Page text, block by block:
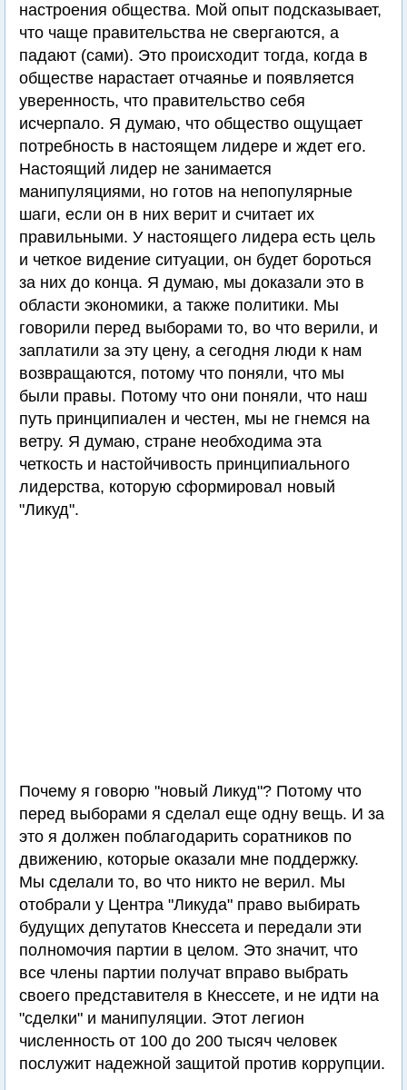
настроения общества. Мой опыт подсказывает,
что чаще правительства не свергаются, а
падают (сами). Это происходит тогда, когда в
обществе нарастает отчаянье и появляется
уверенность, что правительство себя
исчерпало. Я думаю, что общество ощущает
потребность в настоящем лидере и ждет его.
Настоящий лидер не занимается
манипуляциями, но готов на непопулярные
шаги, если он в них верит и считает их
правильными. У настоящего лидера есть цель
и четкое видение ситуации, он будет бороться
за них до конца. Я думаю, мы доказали это в
области экономики, а также политики. Мы
говорили перед выборами то, во что верили, и
заплатили за эту цену, а сегодня люди к нам
возвращаются, потому что поняли, что мы
были правы. Потому что они поняли, что наш
путь принципиален и честен, мы не гнемся на
ветру. Я думаю, стране необходима эта
четкость и настойчивость принципиального
лидерства, которую сформировал новый
"Ликуд".
Почему я говорю "новый Ликуд"? Потому что
перед выборами я сделал еще одну вещь. И за
это я должен поблагодарить соратников по
движению, которые оказали мне поддержку.
Мы сделали то, во что никто не верил. Мы
отобрали у Центра "Ликуда" право выбирать
будущих депутатов Кнессета и передали эти
полномочия партии в целом. Это значит, что
все члены партии получат вправо выбрать
своего представителя в Кнессете, и не идти на
"сделки" и манипуляции. Этот легион
численность от 100 до 200 тысяч человек
послужит надежной защитой против коррупции.